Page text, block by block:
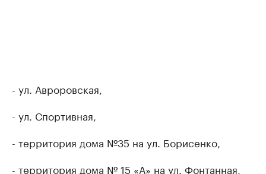
- ул. Авроровская,
- ул. Спортивная,
- территория дома №35 на ул. Борисенко,
- территория дома № 15 «А» на ул. Фонтанная,